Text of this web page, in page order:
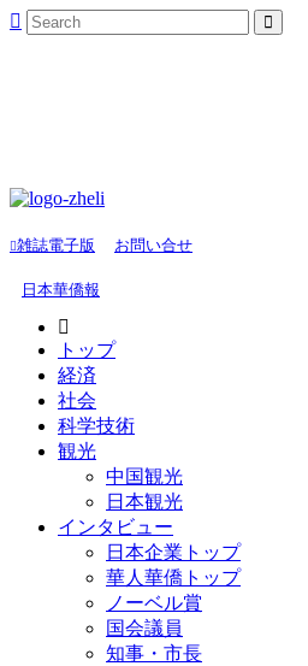
雑誌電子版 お問い合せ
日本華僑報
トップ
経済
社会
科学技術
観光
中国観光
日本観光
インタビュー
日本企業トップ
華人華僑トップ
ノーベル賞
国会議員
知事・市長